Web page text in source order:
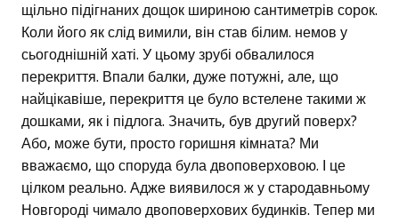
щільно підігнаних дощок шириною сантиметрів сорок.
Коли його як слід вимили, він став білим. немов у
сьогоднішній хаті. У цьому зрубі обвалилося
перекриття. Впали балки, дуже потужні, але, що
найцікавіше, перекриття це було встелене такими ж
дошками, як і підлога. Значить, був другий поверх?
Або, може бути, просто горишня кімната? Ми
вважаємо, що споруда була двоповерховою. І це
цілком реально. Адже виявилося ж у стародавньому
Новгороді чимало двоповерхових будинків. Тепер ми